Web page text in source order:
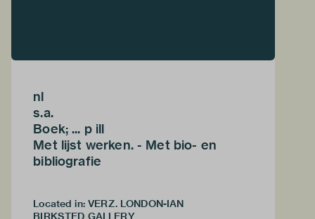
nl
s.a.
Boek; ... p ill
Met lijst werken. - Met bio- en
bibliografie
Located in: VERZ. LONDON-IAN
BIRKSTED GALLERY